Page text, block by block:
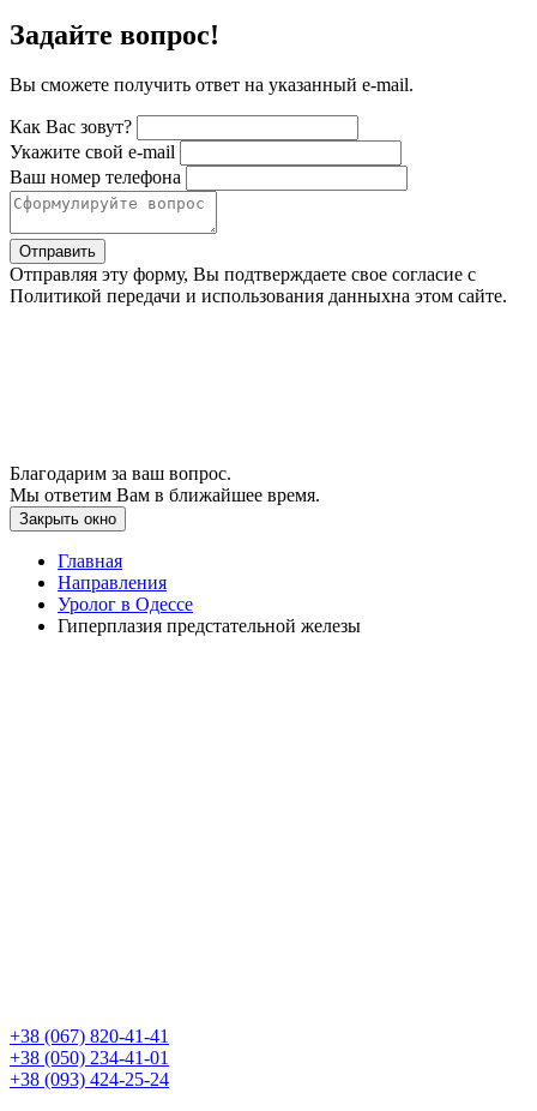
Задайте вопрос!
Вы сможете получить ответ на указанный e-mail.
Как Вас зовут?
Укажите свой e-mail
Ваш номер телефона
Отправить
Отправляя эту форму, Вы подтверждаете свое согласие с
Политикой передачи и использования данныхна этом сайте.
Благодарим за ваш вопрос.
Мы ответим Вам в ближайшее время.
Закрыть окно
Главная
Направления
Уролог в Одессе
Гиперплазия предстательной железы
+38 (067) 820-41-41
+38 (050) 234-41-01
+38 (093) 424-25-24